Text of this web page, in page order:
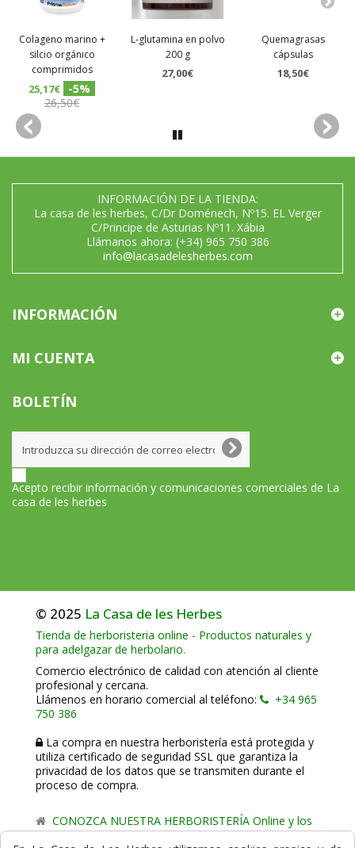
Colageno marino +
silcio orgánico
comprimidos
25,17€
-5%
26,50€
L-glutamina en polvo
200 g
27,00€
Quemagrasas
cápsulas
18,50€
INFORMACIÓN DE LA TIENDA:
La casa de les herbes, C/Dr Doménech, Nº15. EL Verger
C/Principe de Asturias Nº11. Xábia
Llámanos ahora: (+34) 965 750 386
info@lacasadelesherbes.com
INFORMACIÓN
MI CUENTA
BOLETÍN
Acepto recibir información y comunicaciones comerciales de La
casa de les herbes
© 2025 La Casa de les Herbes
Tienda de herboristeria online - Productos naturales y
para adelgazar de herbolario.
Comercio electrónico de calidad con atención al cliente
profesional y cercana.
Llámenos en horario comercial al teléfono:
+34 965
750 386
La compra en nuestra herboristería está protegida y
utiliza certificado de seguridad SSL que garantiza la
privacidad de los datos que se transmiten durante el
proceso de compra.
CONOZCA NUESTRA HERBORISTERÍA Online y los
comercio de proximidad de La Casa de les Herbes.